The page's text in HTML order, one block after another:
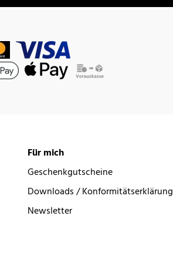
Für mich
Geschenkgutscheine
Downloads / Konformitätserklärung
Newsletter